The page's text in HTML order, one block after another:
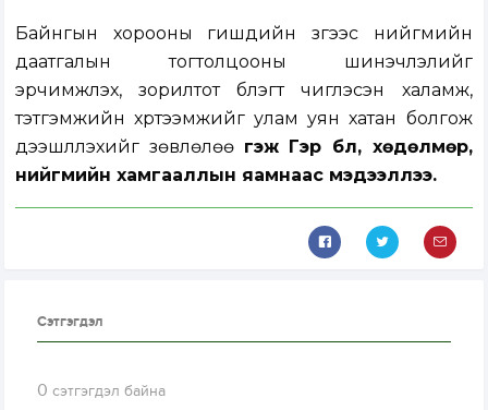
Байнгын хорооны гишүүдийн зүгээс нийгмийн
даатгалын тогтолцооны шинэчлэлийг
эрчимжүүлэх, зорилтот бүлэгт чиглэсэн халамж,
тэтгэмжийн хүртээмжийг улам уян хатан болгож
дээшлүүлэхийг зөвлөлөө гэж Гэр бүл, хөдөлмөр,
нийгмийн хамгааллын яамнаас мэдээллээ.
Сэтгэгдэл
0 сэтгэгдэл байна